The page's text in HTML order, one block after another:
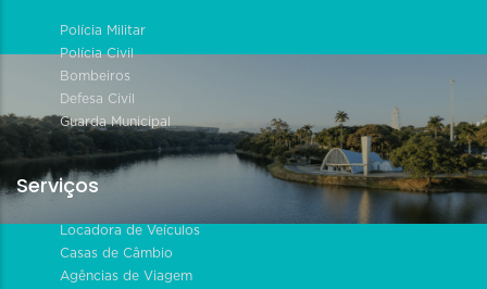
Polícia Militar
Polícia Civil
Bombeiros
Defesa Civil
Guarda Municipal
Serviços
Locadora de Veículos
Casas de Câmbio
Agências de Viagem